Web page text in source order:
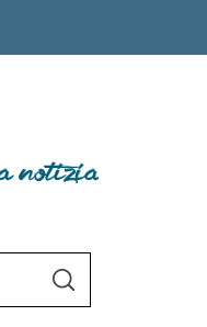
S